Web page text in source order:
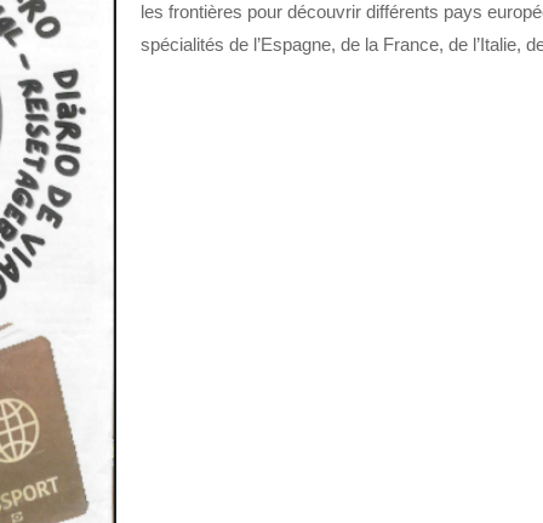
les frontières pour découvrir différents pays
spécialités de l’Espagne, de la France, de l’Italie,